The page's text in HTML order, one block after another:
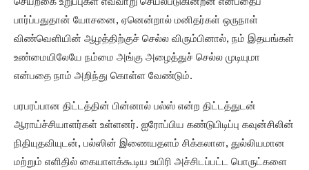
பார்ப்பதுதான் யோசனை, ஏனென்றால் மனிதர்கள் ஒருநாள்
விண்வெளியின் ஆழத்திற்குச் செல்ல விரும்பினால், நம் இதயங்கள்
உண்மையிலேயே நம்மை அங்கு அழைத்துச் செல்ல முடியுமா
என்பதை நாம் அறிந்து கொள்ள வேண்டும்.
பரபரப்பான திட்டத்தின் பின்னால் பல்ஸ் என்ற திட்டத்துடன்
ஆராய்ச்சியாளர்கள் உள்ளனர். ஐரோப்பிய கண்டுபிடிப்பு கவுன்சிலின்
நிதியுதவியுடன், பல்ஸின் இணையதளம் சிக்கலான, துல்லியமான
மற்றும் எளிதில் கையாளக்கூடிய உயிரி அச்சிடப்பட்ட பொருட்களை